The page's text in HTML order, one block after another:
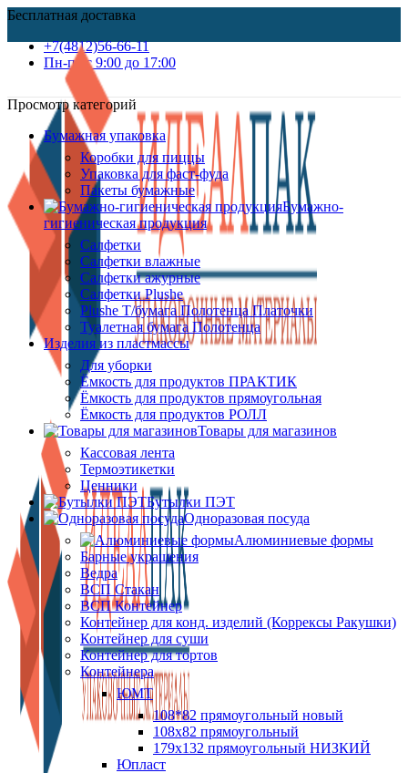
Бесплатная доставка
+7(4812)56-66-11
Пн-пт c 9:00 до 17:00
Просмотр категорий
Бумажная упаковка
Коробки для пиццы
Упаковка для фаст-фуда
Пакеты бумажные
Бумажно-
гигиеническая продукция
Салфетки
Салфетки влажные
Салфетки ажурные
Салфетки Plushe
Plushe Т/бумага Полотенца Платочки
Туалетная бумага Полотенца
Изделия из пластмассы
Для уборки
Ёмкость для продуктов ПРАКТИК
Ёмкость для продуктов прямоугольная
Ёмкость для продуктов РОЛЛ
Товары для магазинов
Кассовая лента
Термоэтикетки
Ценники
Бутылки ПЭТ
Одноразовая посуда
Алюминиевые формы
Барные украшения
Ведра
ВСП Стакан
ВСП Контейнер
Контейнер для конд. изделий (Коррексы Ракушки)
Контейнер для суши
Контейнер для тортов
Контейнера
ЮМТ
108*82 прямоугольный новый
108х82 прямоугольный
179х132 прямоугольный НИЗКИЙ
Юпласт